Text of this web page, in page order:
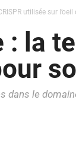
utilisée sur
la
dans le